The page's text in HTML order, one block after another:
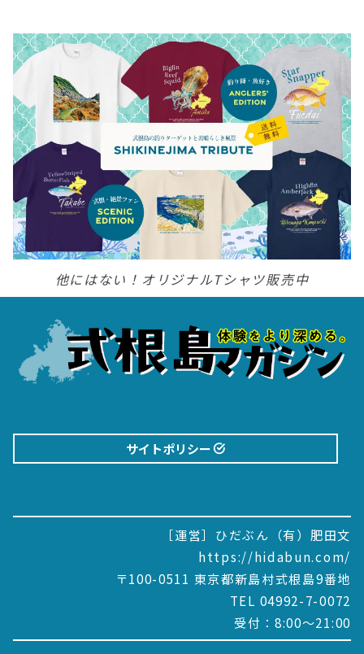
他にはない！オリジナルTシャツ販売中
サイトポリシー
［運営］ひだぶん（有）肥田文
https://hidabun.com/
〒100-0511 東京都新島村式根島9番地
TEL 04992-7-0072
受付：8:00～21:00